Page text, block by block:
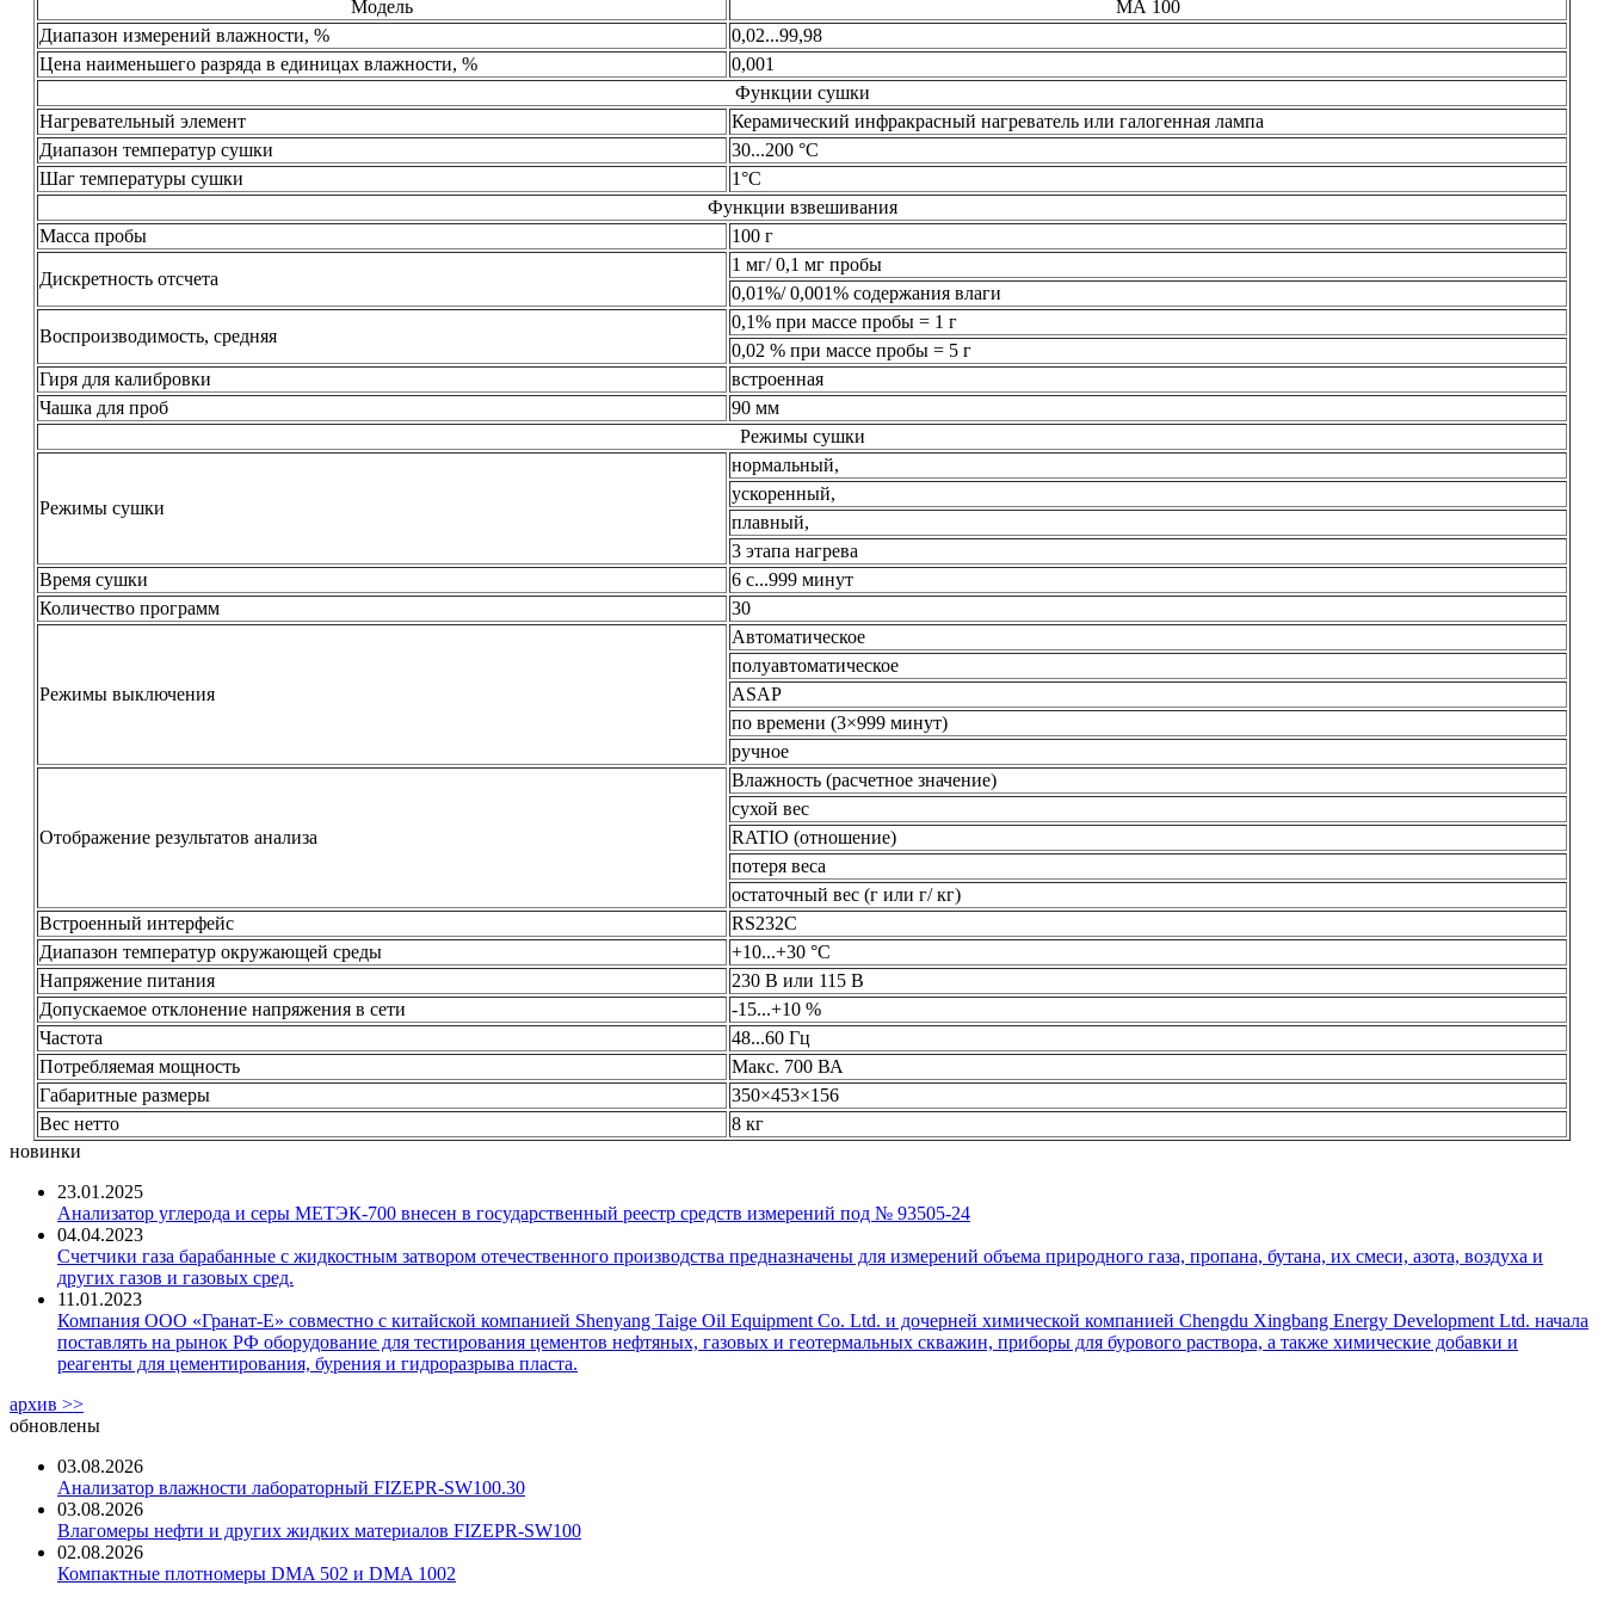
Модель
МА 100
Диапазон измерений влажности, %
0,02...99,98
Цена наименьшего разряда в единицах влажности, %
0,001
Функции сушки
Нагревательный элемент
Керамический инфракрасный нагреватель или галогенная лампа
Диапазон температур сушки
30...200 °С
Шаг температуры сушки
1°С
Функции взвешивания
Масса пробы
100 г
Дискретность отсчета
1 мг/ 0,1 мг пробы
0,01%/ 0,001% содержания влаги
Воспроизводимость, средняя
0,1% при массе пробы = 1 г
0,02 % при массе пробы = 5 г
Гиря для калибровки
встроенная
Чашка для проб
90 мм
Режимы сушки
Режимы сушки
нормальный,
ускоренный,
плавный,
3 этапа нагрева
Время сушки
6 с...999 минут
Количество программ
30
Режимы выключения
Автоматическое
полуавтоматическое
ASAP
по времени (3×999 минут)
ручное
Отображение результатов анализа
Влажность (расчетное значение)
сухой вес
RATIO (отношение)
потеря веса
остаточный вес (г или г/ кг)
Встроенный интерфейс
RS232С
Диапазон температур окружающей среды
+10...+30 °С
Напряжение питания
230 В или 115 В
Допускаемое отклонение напряжения в сети
-15...+10 %
Частота
48...60 Гц
Потребляемая мощность
Макс. 700 ВА
Габаритные размеры
350×453×156
Вес нетто
8 кг
новинки
23.01.2025
Анализатор углерода и серы МЕТЭК-700 внесен в государственный реестр средств измерений под № 93505-24
04.04.2023
Счетчики газа барабанные с жидкостным затвором отечественного производства предназначены для измерений объема природного газа, пропана, бутана, их смеси, азота, воздуха и
других газов и газовых сред.
11.01.2023
Компания ООО «Гранат-Е» совместно с китайской компанией Shenyang Taige Oil Equipment Co. Ltd. и дочерней химической компанией Chengdu Xingbang Energy Development Ltd. начала
поставлять на рынок РФ оборудование для тестирования цементов нефтяных, газовых и геотермальных скважин, приборы для бурового раствора, а также химические добавки и
реагенты для цементирования, бурения и гидроразрыва пласта.
архив >>
обновлены
03.08.2026
Анализатор влажности лабораторный FIZEPR-SW100.30
03.08.2026
Влагомеры нефти и других жидких материалов FIZEPR-SW100
02.08.2026
Компактные плотномеры DMA 502 и DMA 1002